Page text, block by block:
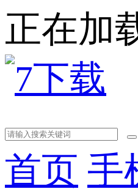
正在加
首页 手